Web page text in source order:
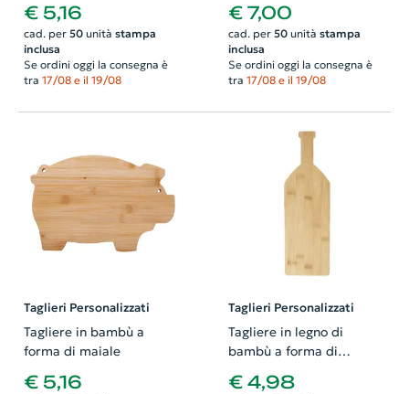
€ 5,16
cad. per 50unità stampa
inclusa
Se ordini oggi la consegna è
tra 17/08 e il 19/08
€ 7,00
cad. per 50unità stampa
inclusa
Se ordini oggi la consegna è
tra 17/08 e il 19/08
Taglieri Personalizzati
Tagliere in bambù a
forma di maiale
€ 5,16
Taglieri Personalizzati
Tagliere in legno di
bambù a forma di
€ 4,98